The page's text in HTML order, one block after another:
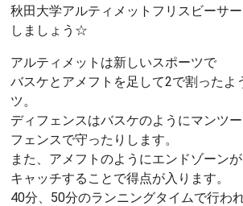
秋田大学アルティメットフリスビーサ
しましょう☆
アルティメットは新しいスポーツで
バスケとアメフトを足して2で割ったよ
ツ。
ディフェンスはバスケのようにマンツ
フェンスで守ったりします。
また、アメフトのようにエンドゾーン
キャッチすることで得点が入ります。
40分、50分のランニングタイムで行わ